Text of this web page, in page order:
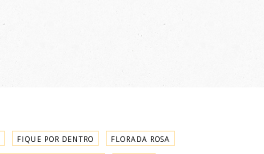
FIQUE POR DENTRO FLORADA ROSA